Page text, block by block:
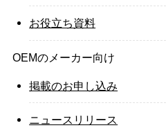
お役立ち資料
OEMのメーカー向け
掲載のお申し込み
ニュースリリース